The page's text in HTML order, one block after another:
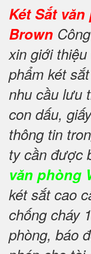
Két Sắt văn
Brown
xin giới
phẩm két
nhu cầu lưu
con dấu,
thông tin
ty cần được
văn phòng
két sắt cao
chống cháy
phòng, báo